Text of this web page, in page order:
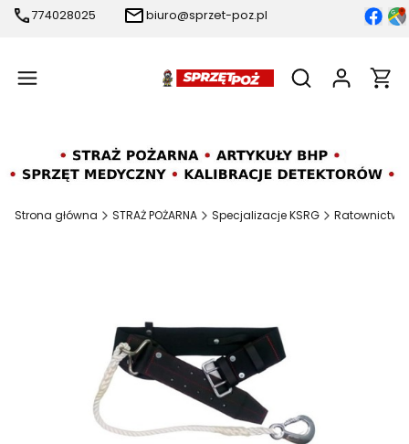
774028025 biuro@sprzet-poz.pl
Otwórz
Strona główna STRAŻ POŻARNA Specjalizacje KSRG